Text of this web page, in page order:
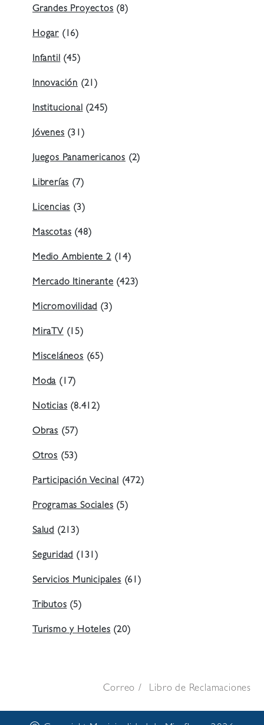
Grandes Proyectos (8)
Hogar (16)
Infantil (45)
Innovación (21)
Institucional (245)
Jóvenes (31)
Juegos Panamericanos (2)
Librerías (7)
Licencias (3)
Mascotas (48)
Medio Ambiente 2(14)
Mercado Itinerante (423)
Micromovilidad (3)
MiraTV (15)
Misceláneos (65)
Moda (17)
Noticias (8.412)
Obras (57)
Otros (53)
Participación Vecinal (472)
Programas Sociales (5)
Salud (213)
Seguridad (131)
Servicios Municipales (61)
Tributos (5)
Turismo y Hoteles (20)
Correo Libro de Reclamaciones